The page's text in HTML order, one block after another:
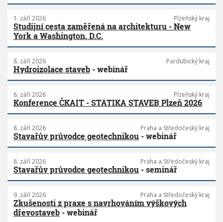
1. září 2026 Plzeňský kraj
Studijní cesta zaměřená na architekturu - New
York a Washington, D.C.
8. září 2026 Pardubický kraj
Hydroizolace staveb - webinář
8. září 2026 Plzeňský kraj
Konference ČKAIT - STATIKA STAVEB Plzeň 2026
8. září 2026 Praha a Středočeský kraj
Stavařův průvodce geotechnikou - webinář
8. září 2026 Praha a Středočeský kraj
Stavařův průvodce geotechnikou - seminář
9. září 2026 Praha a Středočeský kraj
Zkušenosti z praxe s navrhováním výškových
dřevostaveb - webinář